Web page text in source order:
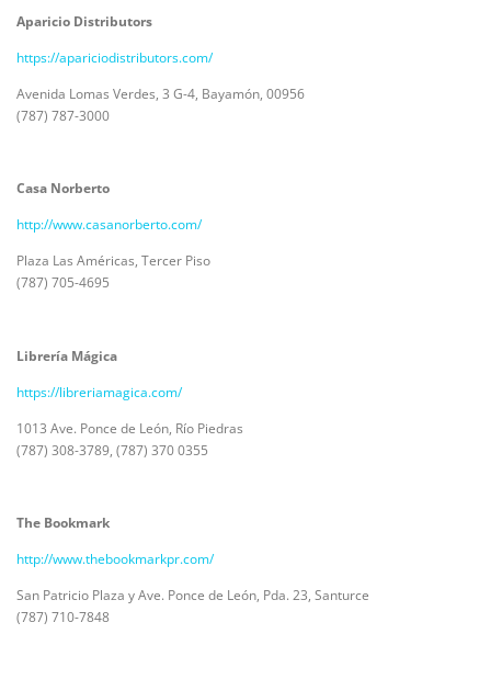
Aparicio Distributors
https://apariciodistributors.com/
Avenida Lomas Verdes, 3 G-4, Bayamón, 00956
(787) 787-3000
Casa Norberto
http://www.casanorberto.com/
Plaza Las Américas, Tercer Piso
(787) 705-4695
Librería Mágica
https://libreriamagica.com/
1013 Ave. Ponce de León, Río Piedras
(787) 308-3789, (787) 370 0355
The Bookmark
http://www.thebookmarkpr.com/
San Patricio Plaza y Ave. Ponce de León, Pda. 23, Santurce
(787) 710-7848